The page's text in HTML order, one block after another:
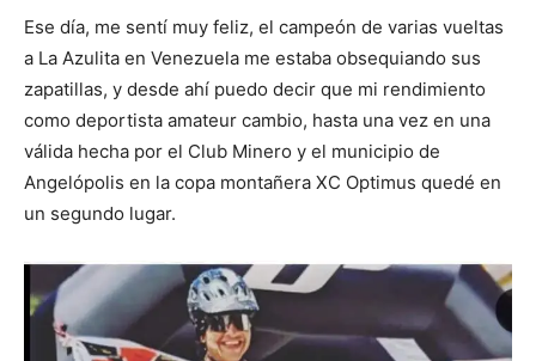
Ese día, me sentí muy feliz, el campeón de varias vueltas
a La Azulita en Venezuela me estaba obsequiando sus
zapatillas, y desde ahí puedo decir que mi rendimiento
como deportista amateur cambio, hasta una vez en una
válida hecha por el Club Minero y el municipio de
Angelópolis en la copa montañera XC Optimus quedé en
un segundo lugar.